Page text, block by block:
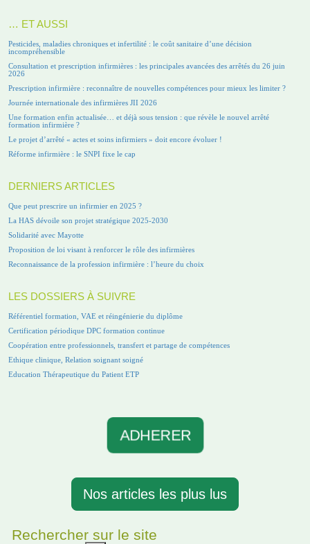
… ET AUSSI
Pesticides, maladies chroniques et infertilité : le coût sanitaire d’une décision
incompréhensible
Consultation et prescription infirmières : les principales avancées des arrêtés du 26 juin
2026
Prescription infirmière : reconnaître de nouvelles compétences pour mieux les limiter ?
Journée internationale des infirmières JII 2026
Une formation enfin actualisée… et déjà sous tension : que révèle le nouvel arrêté
formation infirmière ?
Le projet d’arrêté « actes et soins infirmiers » doit encore évoluer !
Réforme infirmière : le SNPI fixe le cap
DERNIERS ARTICLES
Que peut prescrire un infirmier en 2025 ?
La HAS dévoile son projet stratégique 2025-2030
Solidarité avec Mayotte
Proposition de loi visant à renforcer le rôle des infirmières
Reconnaissance de la profession infirmière : l’heure du choix
LES DOSSIERS À SUIVRE
Référentiel formation, VAE et réingénierie du diplôme
Certification périodique DPC formation continue
Coopération entre professionnels, transfert et partage de compétences
Ethique clinique, Relation soignant soigné
Education Thérapeutique du Patient ETP
ADHERER
Nos articles les plus lus
Rechercher sur le site